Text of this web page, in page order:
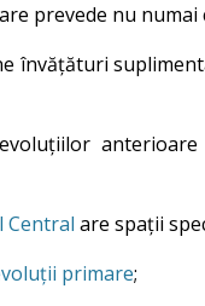
prevede nu
învățături
Central are spații
primare;